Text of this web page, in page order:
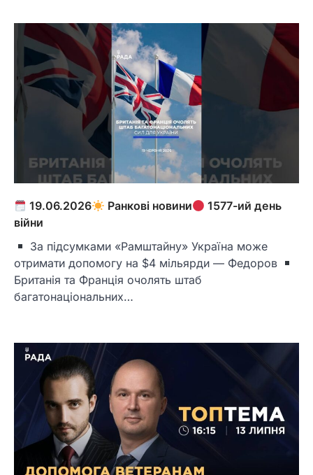
19.06.2026 Ранкові новини
1577-ий день
війни
За підсумками «Рамштайну» Україна може
отримати допомогу на $4 мільярди — Федоров
Британія та Франція очолять штаб
багатонаціональних…